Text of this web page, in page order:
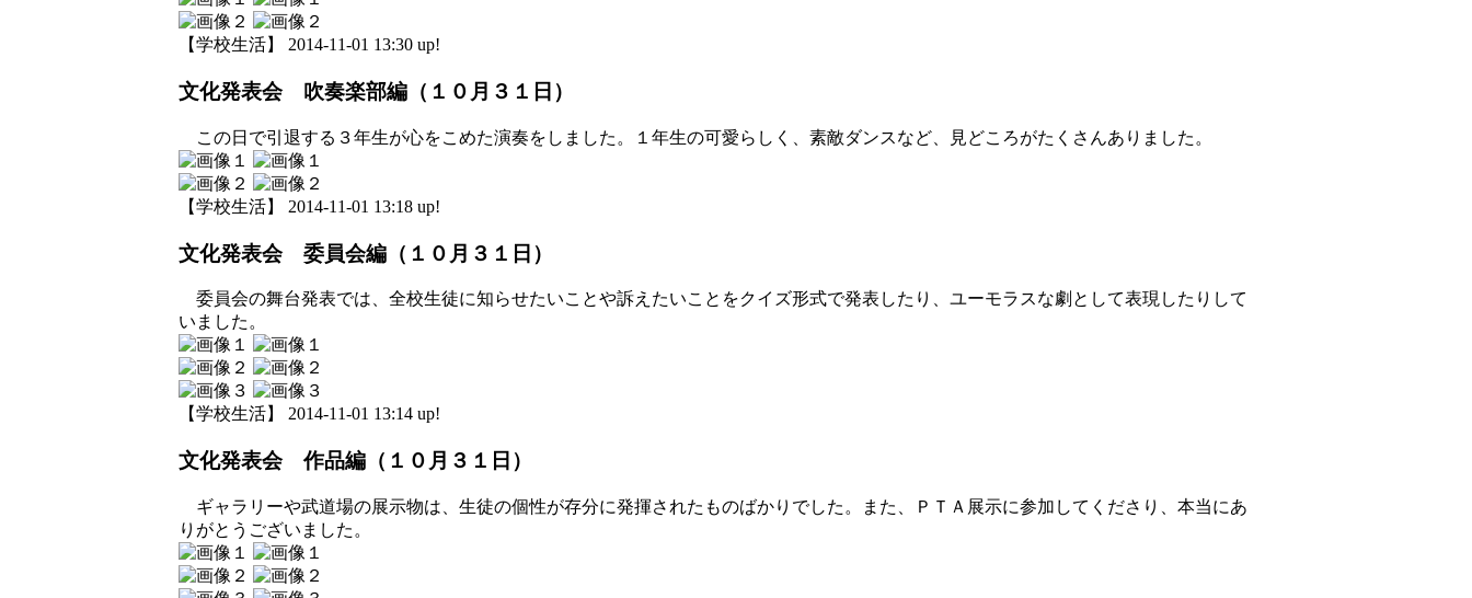
【学校生活】 2014-11-01 13:30 up!
文化発表会 吹奏楽部編（１０月３１日）
この日で引退する３年生が心をこめた演奏をしました。１年生の可愛らしく、素敵ダンスなど、見どころがたくさんありました。
【学校生活】 2014-11-01 13:18 up!
文化発表会 委員会編（１０月３１日）
委員会の舞台発表では、全校生徒に知らせたいことや訴えたいことをクイズ形式で発表したり、ユーモラスな劇として表現したりして
いました。
【学校生活】 2014-11-01 13:14 up!
文化発表会 作品編（１０月３１日）
ギャラリーや武道場の展示物は、生徒の個性が存分に発揮されたものばかりでした。また、ＰＴＡ展示に参加してくださり、本当にあ
りがとうございました。